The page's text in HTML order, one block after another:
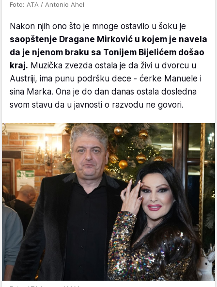
Foto: ATA / Antonio Ahel
Nakon njih ono što je mnoge ostavilo u šoku je
saopštenje Dragane Mirković u kojem je navela
da je njenom braku sa Tonijem Bijelićem došao
kraj. Muzička zvezda ostala je da živi u dvorcu u
Austriji, ima punu podršku dece - ćerke Manuele i
sina Marka. Ona je do dan danas ostala dosledna
svom stavu da u javnosti o razvodu ne govori.